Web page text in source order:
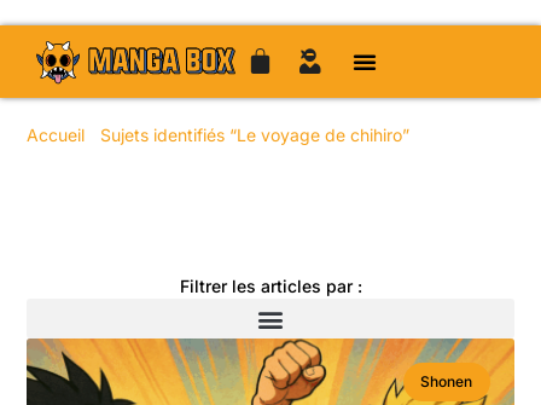
Accueil Sujets identifiés “Le voyage de chihiro”
Filtrer les articles par :
Shonen